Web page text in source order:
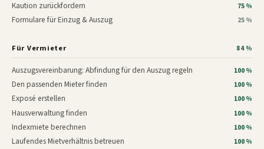
Kaution zurückfordern 75 %
Formulare für Einzug & Auszug 25 %
Für Vermieter 84 %
Auszugsvereinbarung: Abfindung für den Auszug regeln 100 %
Den passenden Mieter finden 100 %
Exposé erstellen 100 %
Hausverwaltung finden 100 %
Indexmiete berechnen 100 %
Laufendes Mietverhältnis betreuen 100 %